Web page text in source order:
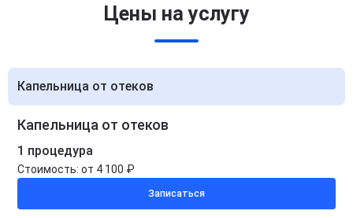
Цены на услугу
Капельница от отеков
Капельница от отеков
1 процедура
Стоимость: от 4 100 ₽
Записаться